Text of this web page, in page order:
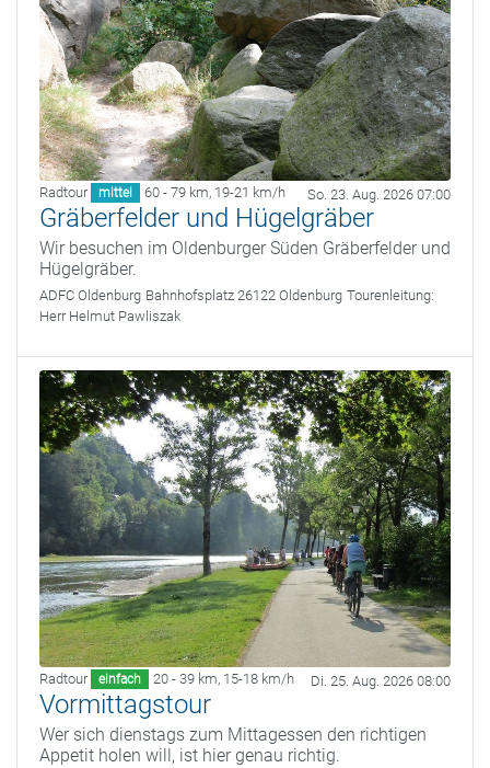
Radtour mittel 60 - 79 km, 19-21 km/h So. 23. Aug. 2026 07:00
Gräberfelder und Hügelgräber
Wir besuchen im Oldenburger Süden Gräberfelder und
Hügelgräber.
ADFC Oldenburg Bahnhofsplatz 26122 Oldenburg Tourenleitung:
Herr Helmut Pawliszak
Radtour einfach 20 - 39 km, 15-18 km/h Di. 25. Aug. 2026 08:00
Vormittagstour
Wer sich dienstags zum Mittagessen den richtigen
Appetit holen will, ist hier genau richtig.